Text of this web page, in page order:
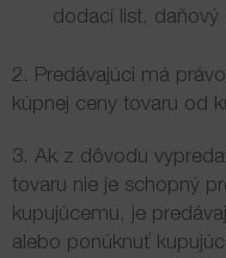
dodací list, daňový
2. Predávajúci má
kúpnej ceny tovaru od
3. Ak z dôvodu
tovaru nie je schopný
kupujúcemu, je
alebo ponúknuť